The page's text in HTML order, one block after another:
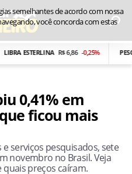
ESTERLINA R$ 6,86 -0,25% PESO
0,41% em
ficou mais
serviços pesquisados, sete
novembro no Brasil. Veja
quais preços caíram.
semelhantes de acordo com nossa
você concorda com estas